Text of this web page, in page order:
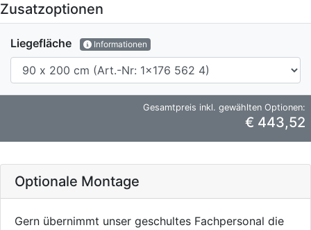
Zusatzoptionen
Liegefläche Informationen
Gesamtpreis inkl. gewählten Optionen:
€ 443,52
Optionale Montage
Gern übernimmt unser geschultes Fachpersonal die